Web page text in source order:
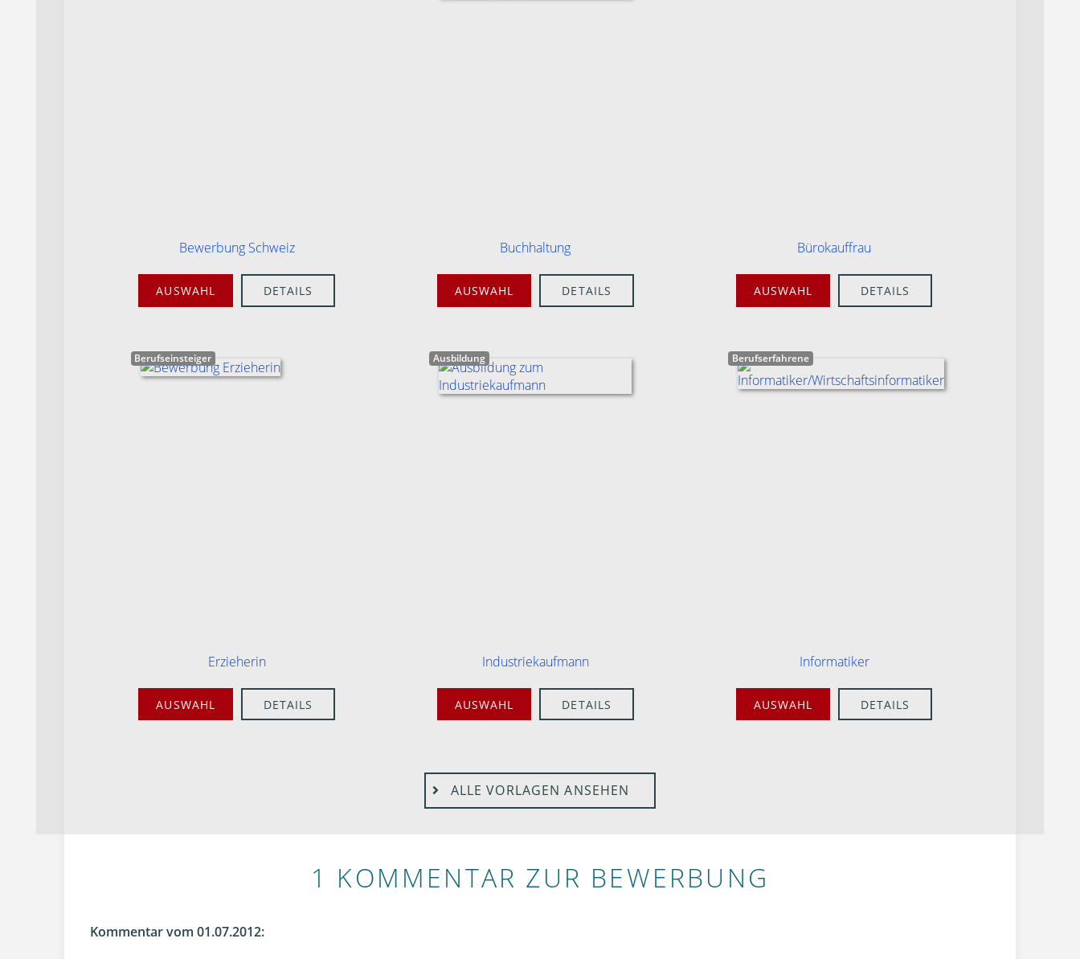
Bewerbung Schweiz
AUSWAHL DETAILS
Buchhaltung
AUSWAHL DETAILS
Bürokauffrau
AUSWAHL DETAILS
Berufseinsteiger
Erzieherin
AUSWAHL DETAILS
Ausbildung
Industriekaufmann
AUSWAHL DETAILS
Berufserfahrene
Informatiker
AUSWAHL DETAILS
ALLE VORLAGEN ANSEHEN
1 KOMMENTAR ZUR BEWERBUNG
Kommentar vom 01.07.2012: